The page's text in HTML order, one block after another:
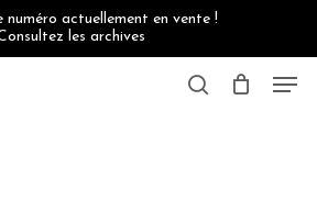
numéro actuellement en vente !
les archives
search